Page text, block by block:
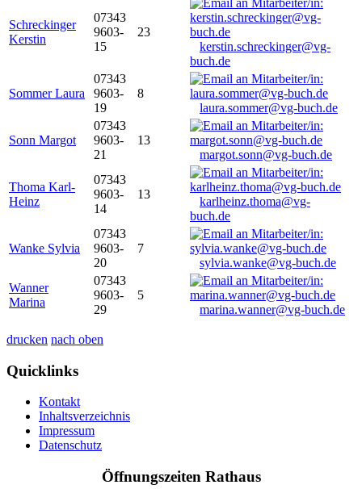
Schreckinger
Kerstin
07343
9603-
15
23
kerstin.schreckinger@vg-
buch.de
Sommer Laura
07343
9603-
19
8
laura.sommer@vg-buch.de
Sonn Margot
07343
9603-
21
13
margot.sonn@vg-buch.de
Thoma Karl-
Heinz
07343
9603-
14
13
karlheinz.thoma@vg-
buch.de
Wanke Sylvia
07343
9603-
20
7
sylvia.wanke@vg-buch.de
Wanner
Marina
07343
9603-
29
5
marina.wanner@vg-buch.de
drucken nach oben
Quicklinks
Kontakt
Inhaltsverzeichnis
Impressum
Datenschutz
Öffnungszeiten Rathaus